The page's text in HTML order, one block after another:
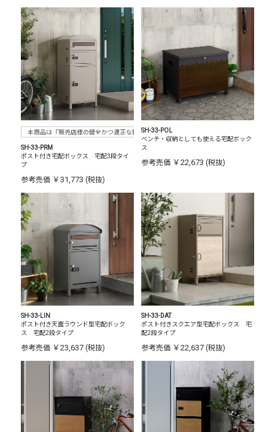
本商品は『販売店様の健全かつ適正な利益確保のため指定価格制度に準拠した販売』をお
SH-33-PRM
ポスト付き宅配ボックス 宅配3段タイ
プ
参考売価 ￥31,773 (税抜)
SH-33-POL
ベンチ・収納としても使える宅配ボック
ス
参考売価 ￥22,673 (税抜)
SH-33-LIN
ポスト付き天面ラウンド型宅配ボック
ス 宅配2段タイプ
参考売価 ￥23,637 (税抜)
SH-33-DAT
ポスト付きスクエア型宅配ボックス 宅
配2段タイプ
参考売価 ￥22,637 (税抜)